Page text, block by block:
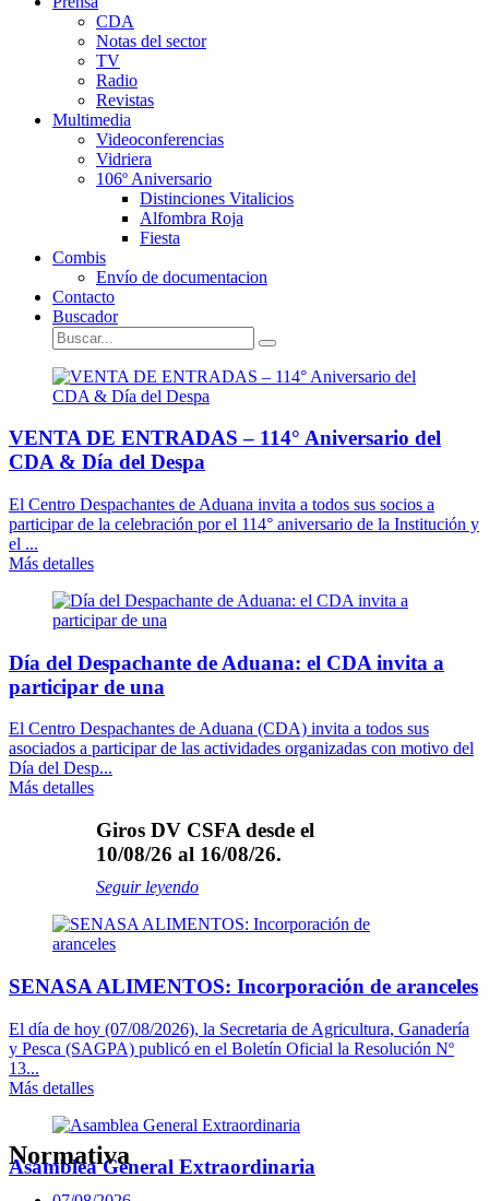
CDA
Notas del sector
TV
Radio
Revistas
Multimedia
Videoconferencias
Vidriera
106º Aniversario
Distinciones Vitalicios
Alfombra Roja
Fiesta
Combis
Envío de documentacion
Contacto
Buscador
VENTA DE ENTRADAS – 114° Aniversario del
CDA & Día del Despa
El Centro Despachantes de Aduana invita a todos sus socios a
participar de la celebración por el 114° aniversario de la Institución y
el ...
Más detalles
Día del Despachante de Aduana: el CDA invita a
participar de una
El Centro Despachantes de Aduana (CDA) invita a todos sus
asociados a participar de las actividades organizadas con motivo del
Día del Desp...
Más detalles
Giros DV CSFA desde el
10/08/26 al 16/08/26.
Seguir leyendo
SENASA ALIMENTOS: Incorporación de aranceles
El día de hoy (07/08/2026), la Secretaria de Agricultura, Ganadería
y Pesca (SAGPA) publicó en el Boletín Oficial la Resolución Nº
13...
Más detalles
Asamblea General Extraordinaria
Normativa